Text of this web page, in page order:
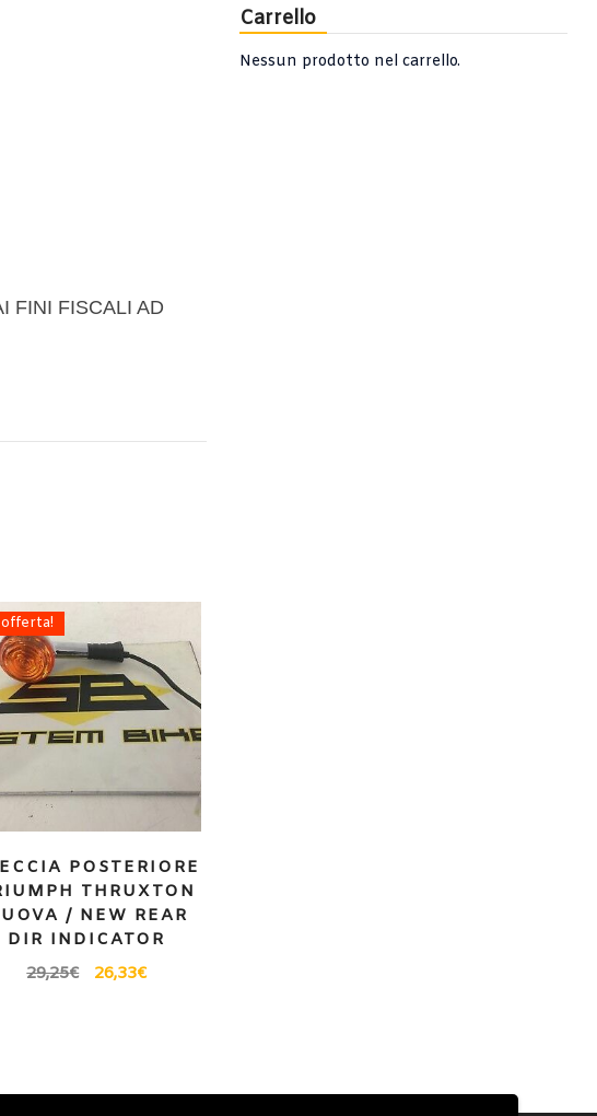
FINI FISCALI AD
POSTERIORE
THRUXTON
/ NEW REAR
DIR INDICATOR
29,25€ 26,33€
Carrello
Nessun prodotto nel carrello.